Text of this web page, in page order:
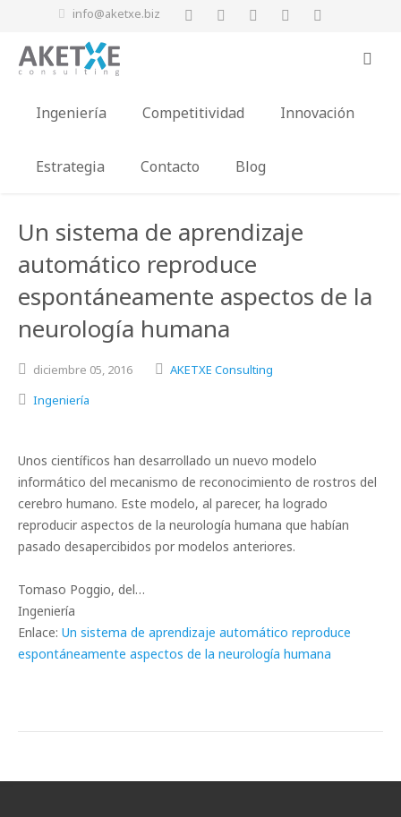
info@aketxe.biz
Ingeniería Competitividad Innovación
Estrategia Contacto Blog
Un sistema de aprendizaje
automático reproduce
espontáneamente aspectos de la
neurología humana
diciembre 05, 2016
AKETXE Consulting
Ingeniería
Unos científicos han desarrollado un nuevo modelo
informático del mecanismo de reconocimiento de rostros del
cerebro humano. Este modelo, al parecer, ha logrado
reproducir aspectos de la neurología humana que habían
pasado desapercibidos por modelos anteriores.
Tomaso Poggio, del…
Ingeniería
Enlace: Un sistema de aprendizaje automático reproduce
espontáneamente aspectos de la neurología humana